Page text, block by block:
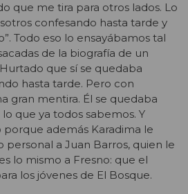
que me tira para otros lados. Lo
confesando hasta tarde y
Todo eso lo ensayábamos tal
de la biografía de un
que sí se quedaba
hasta tarde. Pero con
gran mentira. Él se quedaba
que ya todos sabemos. Y
además Karadima le
personal a Juan Barros, quien le
lo mismo a Fresno: que el
los jóvenes de El Bosque.